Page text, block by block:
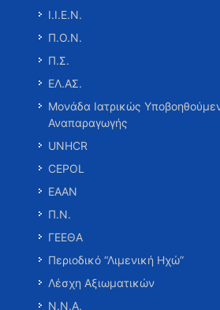
Ι.Ι.Ε.Ν.
Π.Ο.Ν.
Π.Σ.
ΕΛ.ΑΣ.
Μονάδα Ιατρικώς
Αναπαραγωγής
UNHCR
CEPOL
ΕΑΑΝ
Π.Ν.
ΓΕΕΘΑ
Περιοδικό “Λιμενική Ηχώ”
Λέσχη Αξιωματικών
Ν.Ν.Α.